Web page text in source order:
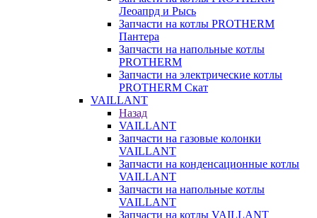
Леоапрд и Рысь
Запчасти на котлы PROTHERM
Пантера
Запчасти на напольные котлы
PROTHERM
Запчасти на электрические котлы
PROTHERM Скат
VAILLANT
Назад
VAILLANT
Запчасти на газовые колонки
VAILLANT
Запчасти на конденсационные котлы
VAILLANT
Запчасти на напольные котлы
VAILLANT
Запчасти на котлы VAILLANT